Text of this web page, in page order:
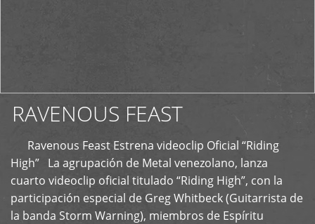
RAVENOUS FEAST
Ravenous Feast Estrena videoclip Oficial “Riding
High” La agrupación de Metal venezolano, lanza
cuarto videoclip oficial titulado “Riding High”, con la
participación especial de Greg Whitbeck (Guitarrista de
la banda Storm Warning), miembros de Espíritu